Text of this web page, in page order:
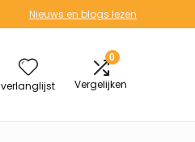
Nieuws en blogs lezen
verlanglijst
0
Vergelijken